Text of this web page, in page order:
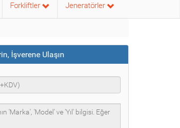
Forkliftler Jeneratörler
İşverene Ulaşın